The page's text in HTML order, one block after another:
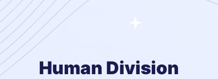
Human Division